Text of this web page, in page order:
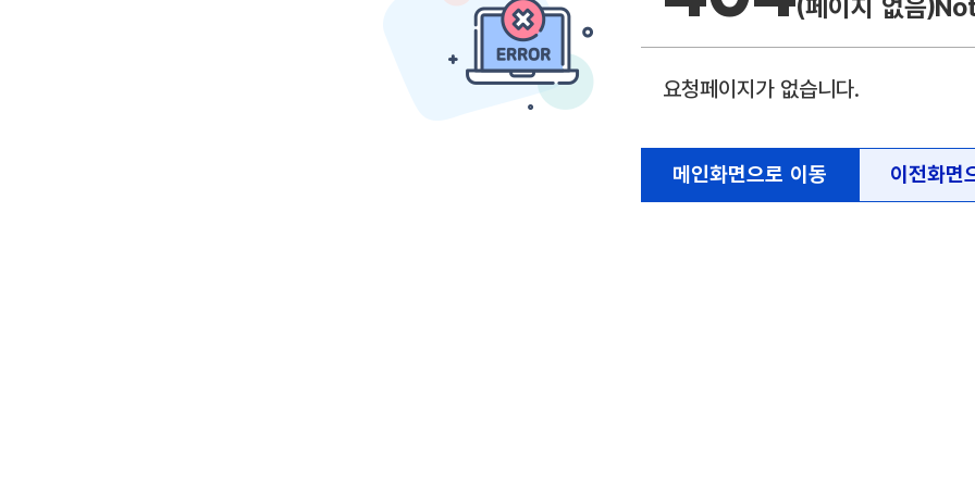
(페이지 없음)
요청페이지가 없습니다.
메인화면으로 이동 이전화면